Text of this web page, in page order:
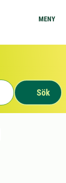
MENY
Sök